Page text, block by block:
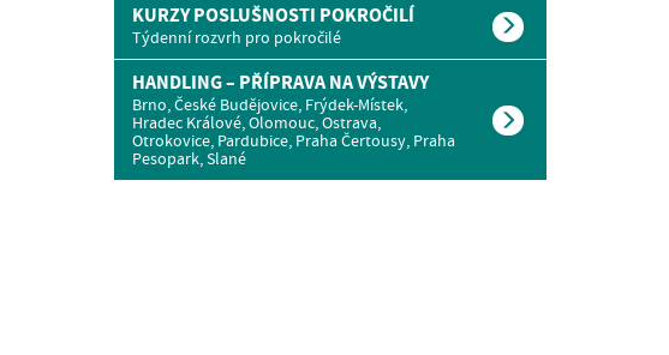
KURZY POSLUŠNOSTI POKROČILÍ
Týdenní rozvrh pro pokročilé
HANDLING – PŘÍPRAVA NA VÝSTAVY
Brno, České Budějovice, Frýdek-Místek,
Hradec Králové, Olomouc, Ostrava,
Otrokovice, Pardubice, Praha Čertousy, Praha
Pesopark, Slané